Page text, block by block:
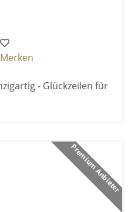
Merken
- Glückzeilen für
Premium Anbieter